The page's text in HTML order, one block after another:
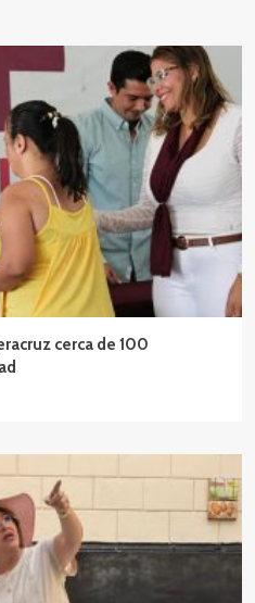
cerca de 100